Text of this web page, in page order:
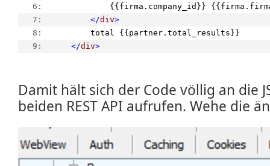
   6:
{{firma.company_id}}
   7:
</div>
   8:
        total {{partner.total_results}}
   9:
</div>
Damit hält sich der Code völlig an die
beiden REST API aufrufen. Wehe die